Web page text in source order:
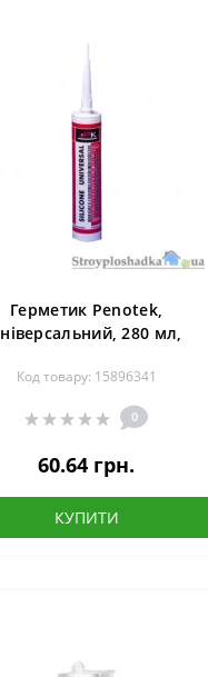
Герметик Penotek,
280 мл,
Код товару: 15896341
0
60.64 грн.
КУПИТИ